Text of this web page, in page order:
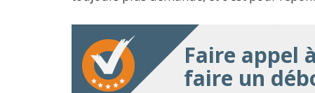
Faire appel
faire un